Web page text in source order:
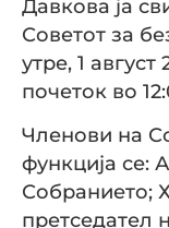
Давкова ја
Советот за
утре, 1
почеток во
Членови на
функција се:
Собранието;
претседател